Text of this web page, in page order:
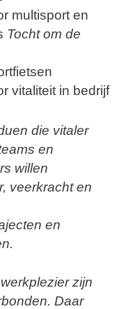
multisport en
Tocht om de
vitaliteit in bedrijf
die vitaler
en
willen
veerkracht en
en
zijn
Daar